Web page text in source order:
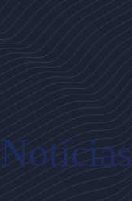
Notícias